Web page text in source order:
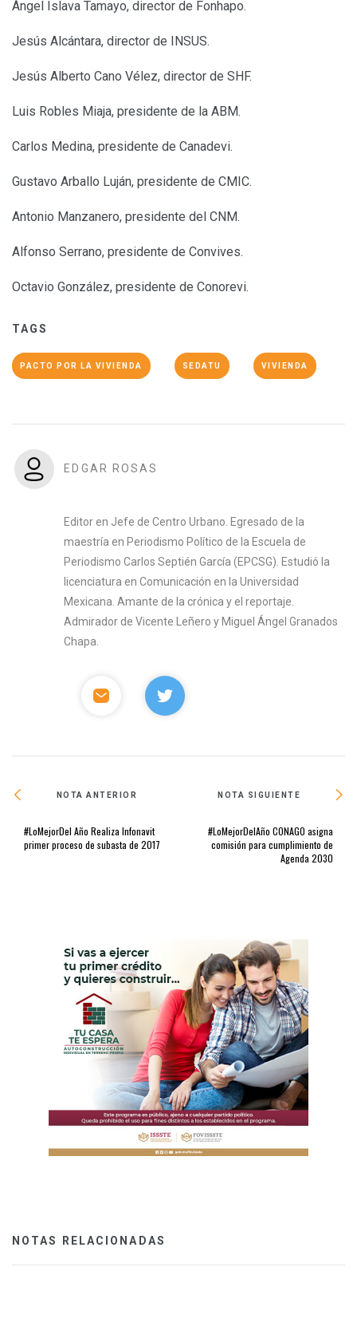
Ángel Islava Tamayo, director de Fonhapo.
Jesús Alcántara, director de INSUS.
Jesús Alberto Cano Vélez, director de SHF.
Luis Robles Miaja, presidente de la ABM.
Carlos Medina, presidente de Canadevi.
Gustavo Arballo Luján, presidente de CMIC.
Antonio Manzanero, presidente del CNM.
Alfonso Serrano, presidente de Convives.
Octavio González, presidente de Conorevi.
TAGS
PACTO POR LA VIVIENDA SEDATU VIVIENDA
EDGAR ROSAS
Editor en Jefe de Centro Urbano. Egresado de la
maestría en Periodismo Político de la Escuela de
Periodismo Carlos Septién García (EPCSG). Estudió la
licenciatura en Comunicación en la Universidad
Mexicana. Amante de la crónica y el reportaje.
Admirador de Vicente Leñero y Miguel Ángel Granados
Chapa.
NOTA ANTERIOR
#LoMejorDel Año Realiza Infonavit
primer proceso de subasta de 2017
NOTA SIGUIENTE
#LoMejorDelAño CONAGO asigna
comisión para cumplimiento de
Agenda 2030
NOTAS RELACIONADAS